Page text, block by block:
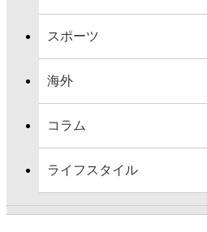
スポーツ
海外
コラム
ライフスタイル